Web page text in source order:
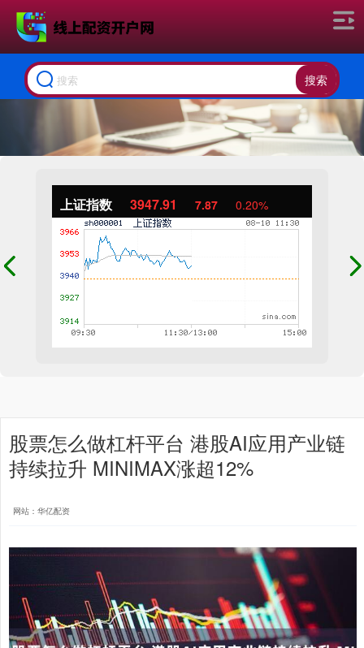
搜索
上证指数 3947.91 7.87 0.20%
股票怎么做杠杆平台 港股AI应用产业链
持续拉升 MINIMAX涨超12%
网站：华亿配资